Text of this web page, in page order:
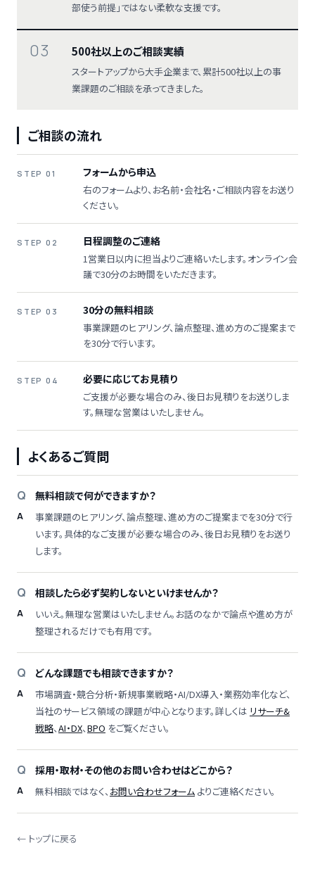
部使う前提」ではない柔軟な支援です。
03 500社以上のご相談実績
スタートアップから大手企業まで、累計500社以上の事
業課題のご相談を承ってきました。
ご相談の流れ
STEP 01 フォームから申込
右のフォームより、お名前・会社名・ご相談内容をお送り
ください。
STEP 02 日程調整のご連絡
1営業日以内に担当よりご連絡いたします。オンライン会
議で30分のお時間をいただきます。
STEP 03 30分の無料相談
事業課題のヒアリング、論点整理、進め方のご提案まで
を30分で行います。
STEP 04 必要に応じてお見積り
ご支援が必要な場合のみ、後日お見積りをお送りしま
す。無理な営業はいたしません。
よくあるご質問
無料相談で何ができますか？
事業課題のヒアリング、論点整理、進め方のご提案までを30分で行
います。具体的なご支援が必要な場合のみ、後日お見積りをお送り
します。
相談したら必ず契約しないといけませんか？
いいえ。無理な営業はいたしません。お話のなかで論点や進め方が
整理されるだけでも有用です。
どんな課題でも相談できますか？
市場調査・競合分析・新規事業戦略・AI/DX導入・業務効率化など、
当社のサービス領域の課題が中心となります。詳しくは リサーチ&
戦略、AI・DX、BPO をご覧ください。
採用・取材・その他のお問い合わせはどこから？
無料相談ではなく、 お問い合わせフォーム よりご連絡ください。
← トップに戻る